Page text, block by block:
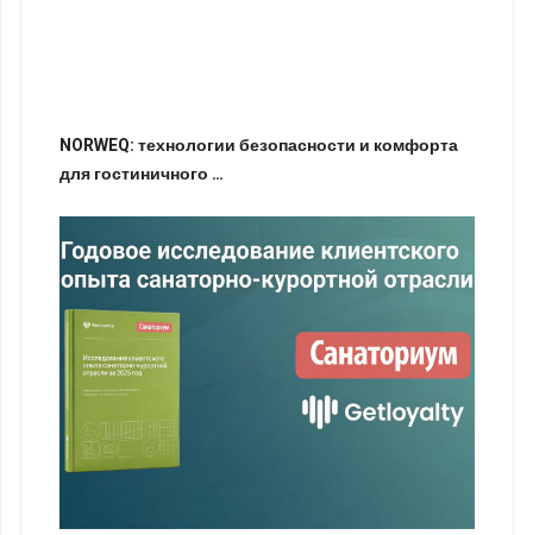
NORWEQ: технологии безопасности и комфорта
для гостиничного …